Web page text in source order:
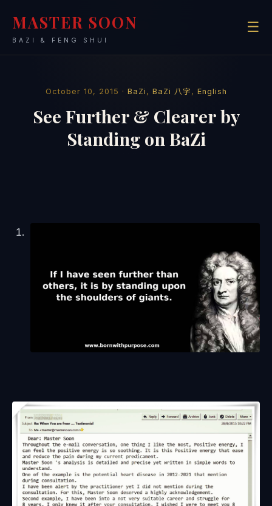
MASTER SOON
BAZI & FENG SHUI
☰
October 10, 2015 · BaZi , BaZi 八字 , English
See Further & Clearer by
Standing on BaZi